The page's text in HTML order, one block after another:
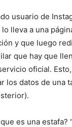
usuario de
lleva a una
y que luego
que hay que
oficial.
los datos de una
es una estafa?